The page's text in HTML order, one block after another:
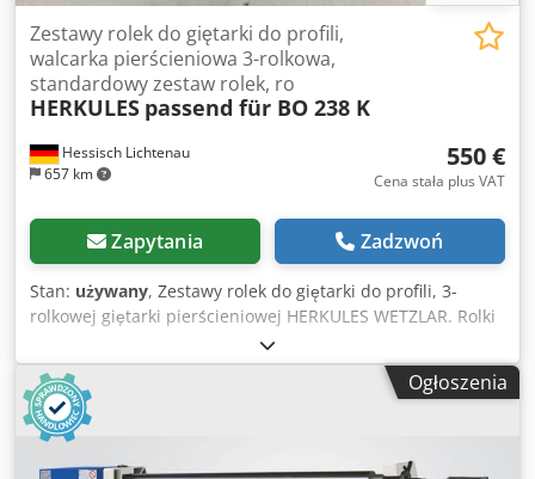
Hessisch Lichtenau
657 km
Zestawy rolek do giętarki do profili,
walcarka pierścieniowa 3-rolkowa,
standardowy zestaw rolek, ro
HERKULES passend für BO 238 K
550 €
Cena stała plus VAT
Zapytania Zadzwoń
Stan: używany, Zestawy rolek do giętarki do profili, 3-
rolkowej giętarki pierścieniowej HERKULES WETZLAR. Rolki
pasują do giętarki do profili HERKULES WETZLAR typ BO
238 N. Średnica wału: 60 mm z rowkiem wpustowym 18
mm. 2 szt. rolki, zestaw nr 1, średnica rolki 110 mm,
szerokość rolki = 180 mm. 2 szt. rolki, zestaw nr 2, średnica
rolki 160 mm, szerokość rolki = 40 mm. 3 szt. rolki, zestaw
nr 3, średnica rolki 150 mm, do średnicy rury Ø 33 mm,
Ogłoszenia